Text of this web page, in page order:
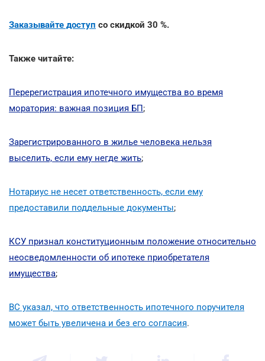
Заказывайте доступ со скидкой 30 %.
Также читайте:
Перерегистрация ипотечного имущества во время
моратория: важная позиция БП;
Зарегистрированного в жилье человека нельзя
выселить, если ему негде жить;
Нотариус не несет ответственность, если ему
предоставили поддельные документы;
КСУ признал конституционным положение относительно
неосведомленности об ипотеке приобретателя
имущества;
ВС указал, что ответственность ипотечного поручителя
может быть увеличена и без его согласия.